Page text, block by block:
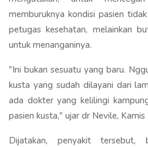
memburuknya kondisi pasien
petugas kesehatan, melainkan
untuk menanganinya.
"Ini bukan sesuatu yang baru.
kusta yang sudah dilayani dari
ada dokter yang kelilingi
pasien kusta," ujar dr Nevile,
Dijatakan, penyakit tersebut,